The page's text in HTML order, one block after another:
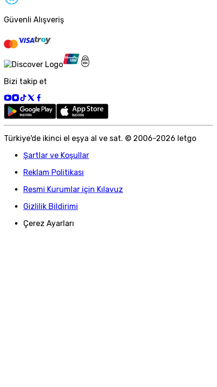
Güvenli Alışveriş
Bizi takip et
Türkiye'de ikinci el eşya al ve sat. © 2006-2026 letgo
Şartlar ve Koşullar
Reklam Politikası
Resmi Kurumlar için Kılavuz
Gizlilik Bildirimi
Çerez Ayarları